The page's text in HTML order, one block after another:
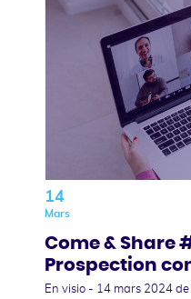
14
Mars
Come & Share
Prospection
En visio - 14 mars 2024